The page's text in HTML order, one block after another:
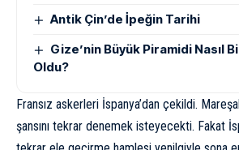
Antik Çin’de İpeğin Tarihi
Gize’nin Büyük Piramidi Nasıl
Oldu?
Fransız askerleri İspanya’dan çekildi.
şansını tekrar denemek isteyecekti. Fakat